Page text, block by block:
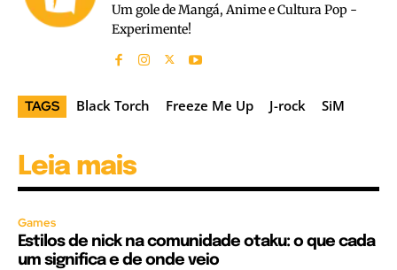
Um gole de Mangá, Anime e Cultura Pop -
Experimente!
TAGS Black Torch Freeze Me Up J-rock SiM
Leia mais
Games
Estilos de nick na comunidade otaku: o que cada
um significa e de onde veio